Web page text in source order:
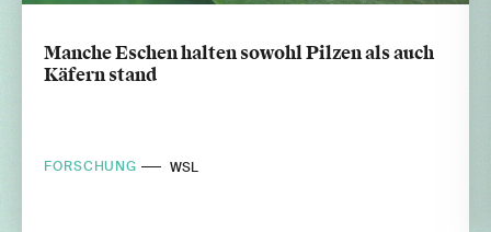
Manche Eschen halten sowohl Pilzen als auch
Käfern stand
FORSCHUNG WSL